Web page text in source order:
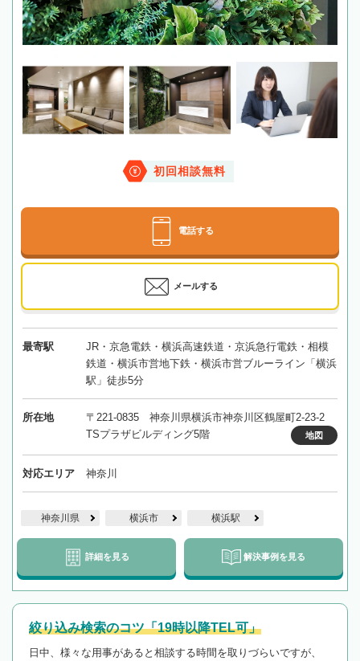
初回相談無料
電話する
メールする
最寄駅
JR・京急電鉄・横浜高速鉄道・京浜急行電鉄・相模
鉄道・横浜市営地下鉄・横浜市営ブルーライン「横浜
駅」徒歩5分
所在地
〒221-0835 神奈川県横浜市神奈川区鶴屋町2-23-2
TSプラザビルディング5階
地図
対応エリア 神奈川
神奈川県 横浜市 横浜駅
詳細を見る 解決事例を見る
絞り込み検索のコツ「19時以降TEL可」
日中、様々な用事があると相談する時間を取りづらいですが、